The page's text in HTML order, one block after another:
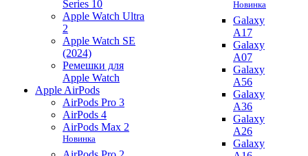
Series 10
Apple Watch Ultra
2
Apple Watch SE
(2024)
Ремешки для
Apple Watch
Apple AirPods
AirPods Pro 3
AirPods 4
AirPods Max 2
Новинка
Новинка
Galaxy
A17
Galaxy
A07
Galaxy
A56
Galaxy
A36
Galaxy
A26
Galaxy